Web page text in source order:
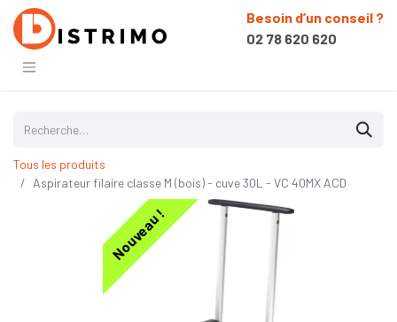
Besoin d’un conseil ?
02 78 620 620
Tous les produits
Aspirateur filaire classe M (bois) - cuve 30L - VC 40MX ACD
Nouveau !